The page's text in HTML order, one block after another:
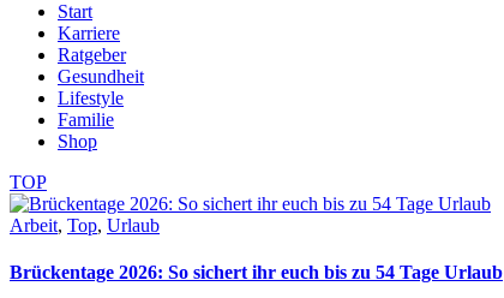
Start
Karriere
Ratgeber
Gesundheit
Lifestyle
Familie
Shop
TOP
Arbeit, Top, Urlaub
Brückentage 2026: So sichert ihr euch bis zu 54 Tage Urlaub